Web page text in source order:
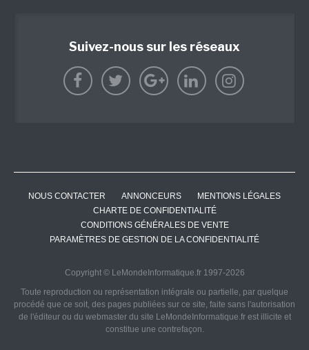
Suivez-nous sur les réseaux
NOUS CONTACTER ANNONCEURS
MENTIONS LÉGALES
CHARTE DE CONFIDENTIALITÉ
CONDITIONS GÉNÉRALES DE VENTE
PARAMÈTRES DE GESTION DE LA CONFIDENTIALITÉ
Copyright © LeMondeInformatique.fr 1997-2026
Toute reproduction ou représentation intégrale ou partielle, par quelque
procédé que ce soit, des pages publiées sur ce site, faite sans l'autorisation
de l'éditeur ou du webmaster du site LeMondeInformatique.fr est illicite et
constitue une contrefaçon.